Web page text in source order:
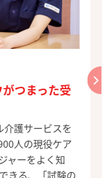
つまった受
護サービスを
人の現役ケア
ャーをよく知